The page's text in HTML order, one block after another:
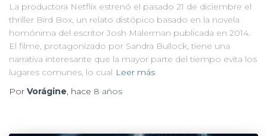
La productora Netflix estrenó el pasado 21 de diciembre el
thriller Bird Box, un relato distópico basado en la novela
homónima del escritor Josh Malerman publicada en 2014.
El filme, protagonizado por Sandra Bullock, tiene una
narrativa interesante que la mayor parte del tiempo evita los
lugares comunes, lo cual Leer más
Por Vorágine, hace 8 años